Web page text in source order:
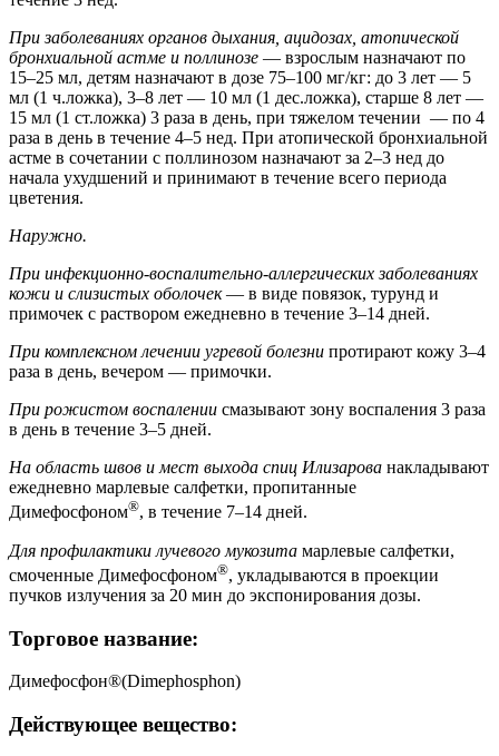
При заболеваниях органов дыхания, ацидозах, атопической
бронхиальной астме и поллинозе — взрослым назначают по
15–25 мл, детям назначают в дозе 75–100 мг/кг: до 3 лет — 5
мл (1 ч.ложка), 3–8 лет — 10 мл (1 дес.ложка), старше 8 лет —
15 мл (1 ст.ложка) 3 раза в день, при тяжелом течении — по 4
раза в день в течение 4–5 нед. При атопической бронхиальной
астме в сочетании с поллинозом назначают за 2–3 нед до
начала ухудшений и принимают в течение всего периода
цветения.
Наружно.
При инфекционно-воспалительно-аллергических заболеваниях
кожи и слизистых оболочек— в виде повязок, турунд и
примочек с раствором ежедневно в течение 3–14 дней.
При комплексном лечении угревой болезни протирают кожу 3–4
раза в день, вечером — примочки.
При рожистом воспалении смазывают зону воспаления 3 раза
в день в течение 3–5 дней.
На область швов и мест выхода спиц Илизарова накладывают
ежедневно марлевые салфетки, пропитанные
Димефосфоном®, в течение 7–14 дней.
Для профилактики лучевого мукозита марлевые салфетки,
смоченные Димефосфоном®, укладываются в проекции
пучков излучения за 20 мин до экспонирования дозы.
Торговое название:
Димефосфон®(Dimephosphon)
Действующее вещество: